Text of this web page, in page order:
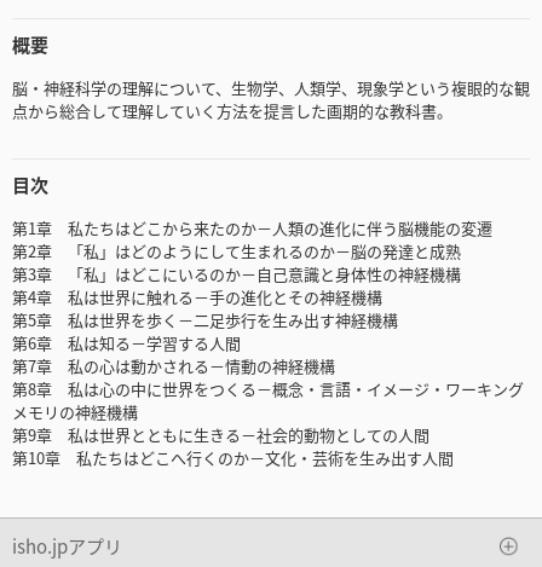
概要
脳・神経科学の理解について、生物学、人類学、現象学という複眼的な観
点から総合して理解していく方法を提言した画期的な教科書。
目次
第1章 私たちはどこから来たのか－人類の進化に伴う脳機能の変遷
第2章 「私」はどのようにして生まれるのか－脳の発達と成熟
第3章 「私」はどこにいるのか－自己意識と身体性の神経機構
第4章 私は世界に触れる－手の進化とその神経機構
第5章 私は世界を歩く－二足歩行を生み出す神経機構
第6章 私は知る－学習する人間
第7章 私の心は動かされる－情動の神経機構
第8章 私は心の中に世界をつくる－概念・言語・イメージ・ワーキング
メモリの神経機構
第9章 私は世界とともに生きる－社会的動物としての人間
第10章 私たちはどこへ行くのか－文化・芸術を生み出す人間
isho.jpアプリ